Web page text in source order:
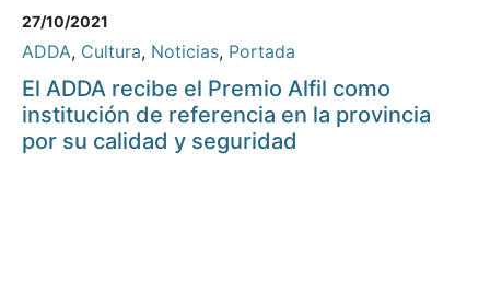
27/10/2021
ADDA, Cultura, Noticias, Portada
El ADDA recibe el Premio Alfil como
institución de referencia en la provincia
por su calidad y seguridad